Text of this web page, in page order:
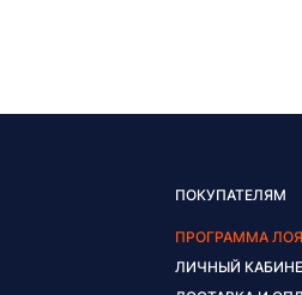
ПОКУПАТЕЛЯМ
ПРОГРАММА
ЛИЧНЫЙ